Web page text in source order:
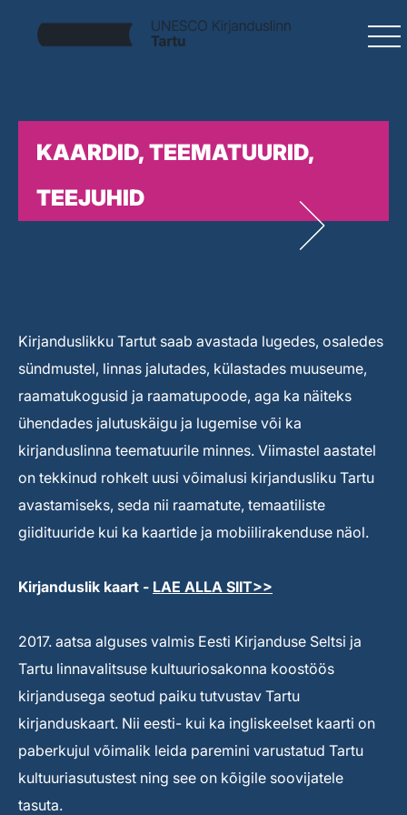
KAARDID, TEEMATUURID,
TEEJUHID
Kirjanduslikku Tartut saab avastada lugedes, osaledes
sündmustel, linnas jalutades, külastades muuseume,
raamatukogusid ja raamatupoode, aga ka näiteks
ühendades jalutuskäigu ja lugemise või ka
kirjanduslinna teematuurile minnes. Viimastel aastatel
on tekkinud rohkelt uusi võimalusi kirjandusliku Tartu
avastamiseks, seda nii raamatute, temaatiliste
giidituuride kui ka kaartide ja mobiilirakenduse näol.
Kirjanduslik kaart - LAE ALLA SIIT>>
2017. aatsa alguses valmis Eesti Kirjanduse Seltsi ja
Tartu linnavalitsuse kultuuriosakonna koostöös
kirjandusega seotud paiku tutvustav Tartu
kirjanduskaart. Nii eesti- kui ka ingliskeelset kaarti on
paberkujul võimalik leida paremini varustatud Tartu
kultuuriasutustest ning see on kõigile soovijatele
tasuta.